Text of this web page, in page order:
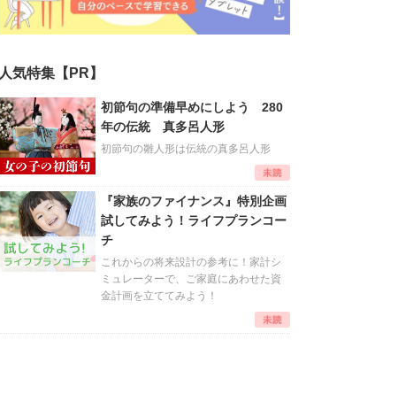
人気特集【PR】
初節句の準備早めにしよう 280
年の伝統 真多呂人形
初節句の雛人形は伝統の真多呂人形
『家族のファイナンス』特別企画
試してみよう！ライフプランコー
チ
これからの将来設計の参考に！家計シ
ミュレーターで、ご家庭にあわせた資
金計画を立ててみよう！